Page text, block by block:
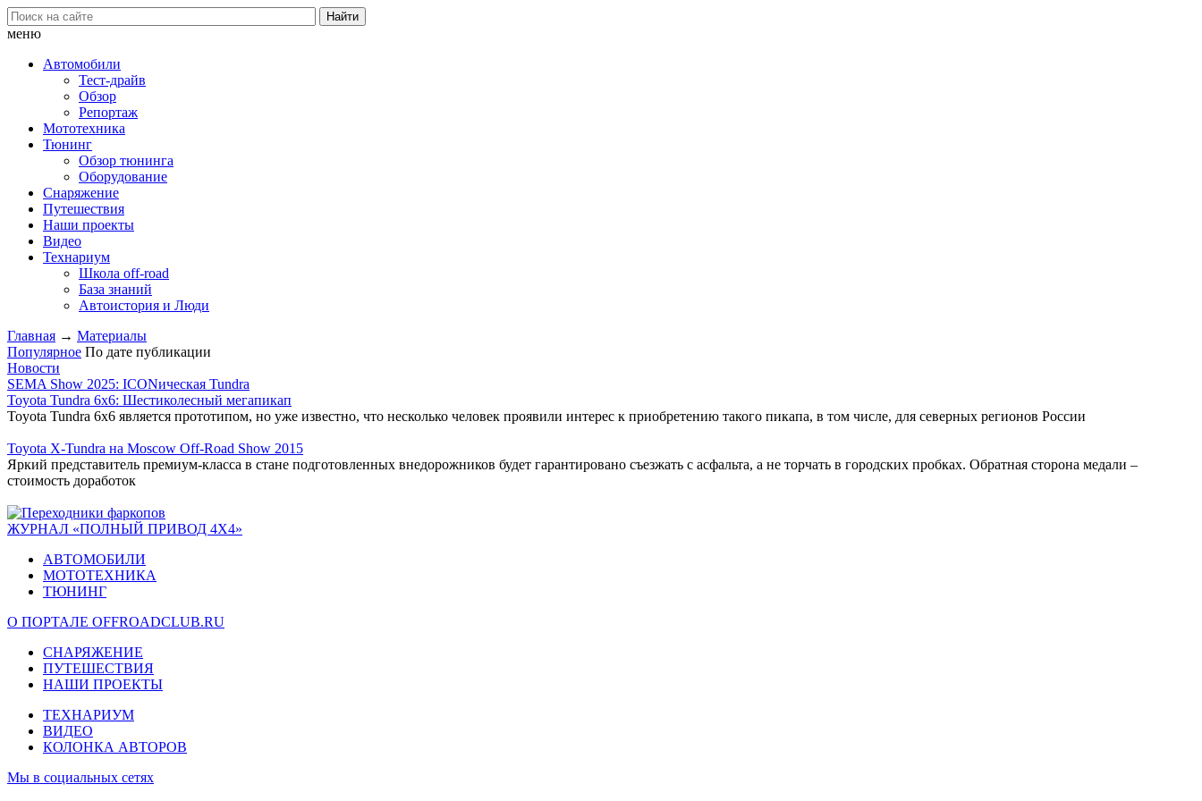
меню
Автомобили
Тест-драйв
Обзор
Репортаж
Мототехника
Тюнинг
Обзор тюнинга
Оборудование
Снаряжение
Путешествия
Наши проекты
Видео
Технариум
Школа off-road
База знаний
Автоистория и Люди
Главная → Материалы
Популярное По дате публикации
Новости
SEMA Show 2025: ICONическая Tundra
Toyota Tundra 6x6: Шестиколесный мегапикап
Toyota Tundra 6x6 является прототипом, но уже известно, что несколько человек проявили интерес к приобретению такого пикапа, в том числе, для северных регионов России
Toyota X-Tundra на Moscow Off-Road Show 2015
Яркий представитель премиум-класса в стане подготовленных внедорожников будет гарантировано съезжать с асфальта, а не торчать в городских пробках. Обратная сторона медали –
стоимость доработок
ЖУРНАЛ «ПОЛНЫЙ ПРИВОД 4Х4»
АВТОМОБИЛИ
МОТОТЕХНИКА
ТЮНИНГ
О ПОРТАЛЕ OFFROADCLUB.RU
СНАРЯЖЕНИЕ
ПУТЕШЕСТВИЯ
НАШИ ПРОЕКТЫ
ТЕХНАРИУМ
ВИДЕО
КОЛОНКА АВТОРОВ
Мы в социальных сетях